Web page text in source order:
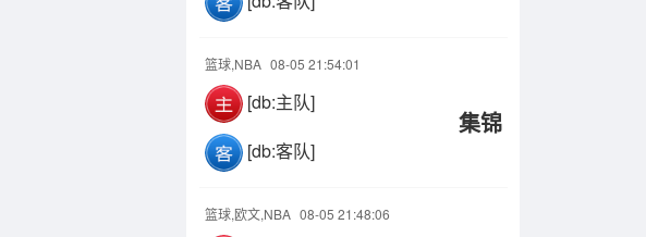
篮球,NBA 08-05 21:54:01
[db:主队]
[db:客队]
集锦
篮球,欧文,NBA 08-05 21:48:06